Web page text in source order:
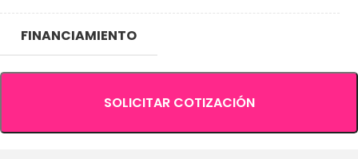
FINANCIAMIENTO
SOLICITAR COTIZACIÓN